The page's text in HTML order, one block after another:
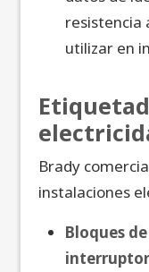
resistencia
utilizar en
Brady
instalaciones
Bloques